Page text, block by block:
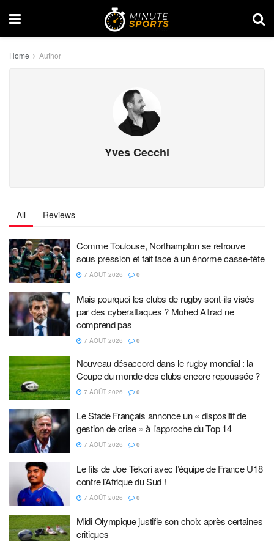
Home Author
Yves Cecchi
All Reviews
Comme Toulouse, Northampton se retrouve
sous pression et fait face à un énorme casse-tête
7 AOÛT 2026 0
Mais pourquoi les clubs de rugby sont-ils visés
par des cyberattaques ? Mohed Altrad ne
comprend pas
7 AOÛT 2026 0
Nouveau désaccord dans le rugby mondial : la
Coupe du monde des clubs encore repoussée ?
7 AOÛT 2026 0
Le Stade Français annonce un « dispositif de
gestion de crise » à l’approche du Top 14
7 AOÛT 2026 0
Le fils de Joe Tekori avec l’équipe de France U18
contre l’Afrique du Sud !
7 AOÛT 2026 0
Midi Olympique justifie son choix après certaines
critiques